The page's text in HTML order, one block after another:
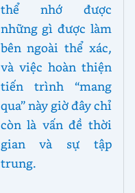
thể nhớ được
những gì được làm
bên ngoài thể xác,
và việc hoàn thiện
tiến trình “mang
qua” này giờ đây chỉ
còn là vấn đề thời
gian và sự tập
trung.